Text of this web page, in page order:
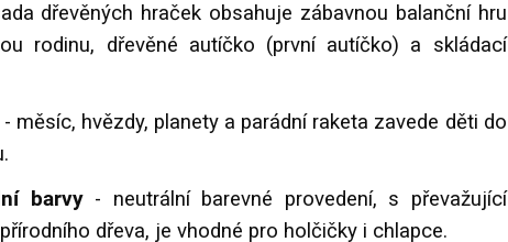
dřevěných hraček obsahuje zábavnou balanční hru
rodinu, dřevěné autíčko (první autíčko) a skládací
- měsíc, hvězdy, planety a parádní raketa zavede děti do
barvy- neutrální barevné provedení, s převažující
dřeva, je vhodné pro holčičky i chlapce.